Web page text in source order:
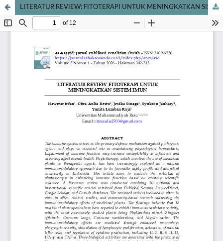
LITERATUR REVIEW: FITOTERAPI UNTUK MENINGKATKAN SISTEM IMUN